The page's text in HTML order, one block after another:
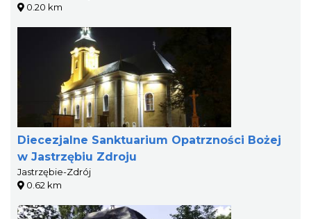
0.20 km
Diecezjalne Sanktuarium Opatrzności Bożej
w Jastrzębiu Zdroju
Jastrzębie-Zdrój
0.62 km